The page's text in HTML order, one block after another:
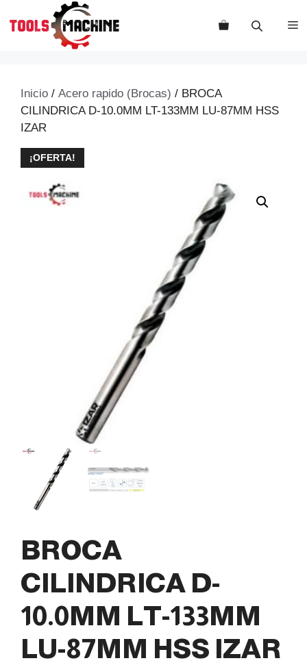
Inicio / Acero rapido (Brocas) / BROCA
CILINDRICA D-10.0MM LT-133MM LU-87MM HSS
IZAR
¡OFERTA!
BROCA
CILINDRICA D-
10.0MM LT-133MM
LU-87MM HSS IZAR